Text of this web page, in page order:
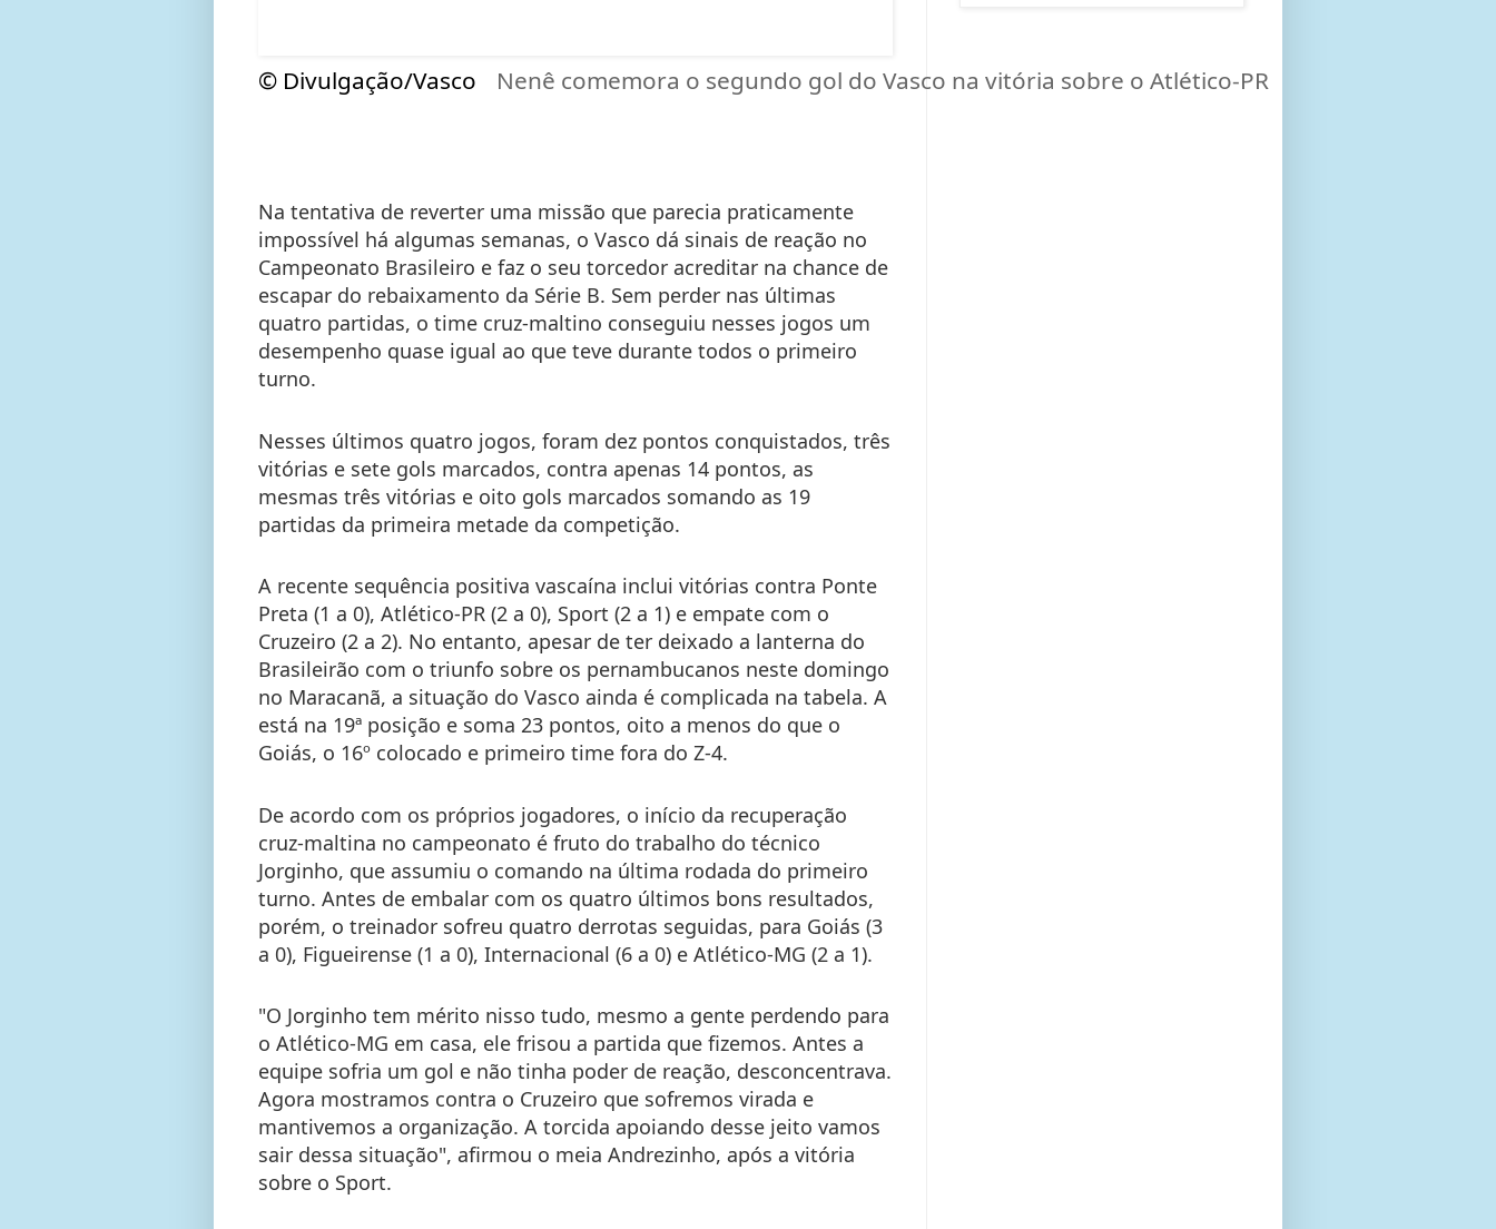
© Divulgação/Vasco Nenê comemora o segundo gol do Vasco na vitória sobre o Atlético-PR
Na tentativa de reverter uma missão que parecia praticamente
impossível há algumas semanas, o Vasco dá sinais de reação no
Campeonato Brasileiro e faz o seu torcedor acreditar na chance de
escapar do rebaixamento da Série B. Sem perder nas últimas
quatro partidas, o time cruz-maltino conseguiu nesses jogos um
desempenho quase igual ao que teve durante todos o primeiro
turno.
Nesses últimos quatro jogos, foram dez pontos conquistados, três
vitórias e sete gols marcados, contra apenas 14 pontos, as
mesmas três vitórias e oito gols marcados somando as 19
partidas da primeira metade da competição.
A recente sequência positiva vascaína inclui vitórias contra Ponte
Preta (1 a 0), Atlético-PR (2 a 0), Sport (2 a 1) e empate com o
Cruzeiro (2 a 2). No entanto, apesar de ter deixado a lanterna do
Brasileirão com o triunfo sobre os pernambucanos neste domingo
no Maracanã, a situação do Vasco ainda é complicada na tabela. A
está na 19ª posição e soma 23 pontos, oito a menos do que o
Goiás, o 16º colocado e primeiro time fora do Z-4.
De acordo com os próprios jogadores, o início da recuperação
cruz-maltina no campeonato é fruto do trabalho do técnico
Jorginho, que assumiu o comando na última rodada do primeiro
turno. Antes de embalar com os quatro últimos bons resultados,
porém, o treinador sofreu quatro derrotas seguidas, para Goiás (3
a 0), Figueirense (1 a 0), Internacional (6 a 0) e Atlético-MG (2 a 1).
"O Jorginho tem mérito nisso tudo, mesmo a gente perdendo para
o Atlético-MG em casa, ele frisou a partida que fizemos. Antes a
equipe sofria um gol e não tinha poder de reação, desconcentrava.
Agora mostramos contra o Cruzeiro que sofremos virada e
mantivemos a organização. A torcida apoiando desse jeito vamos
sair dessa situação", afirmou o meia Andrezinho, após a vitória
sobre o Sport.